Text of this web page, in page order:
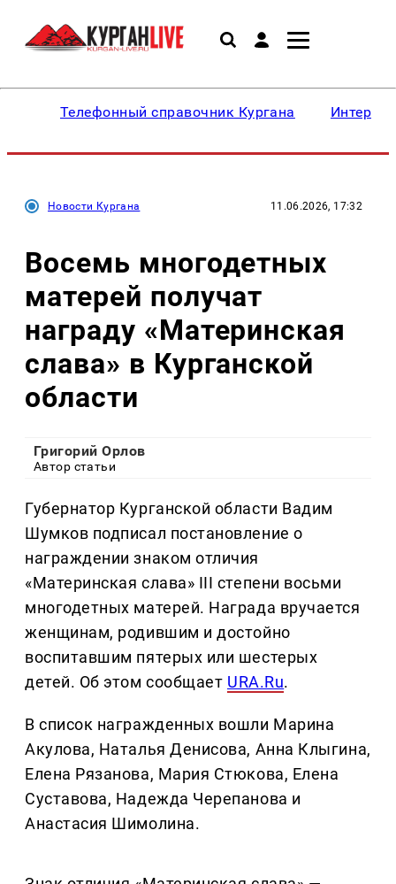
Телефонный справочник Кургана
Новости Кургана 11.06.2026, 17:32
Восемь многодетных
матерей получат
награду «Материнская
слава» в Курганской
области
Григорий Орлов
Автор статьи
Губернатор Курганской области Вадим
Шумков подписал постановление о
награждении знаком отличия
«Материнская слава» III степени восьми
многодетных матерей. Награда вручается
женщинам, родившим и достойно
воспитавшим пятерых или шестерых
детей. Об этом сообщает URA.Ru.
В список награжденных вошли Марина
Акулова, Наталья Денисова, Анна Клыгина,
Елена Рязанова, Мария Стюкова, Елена
Суставова, Надежда Черепанова и
Анастасия Шимолина.